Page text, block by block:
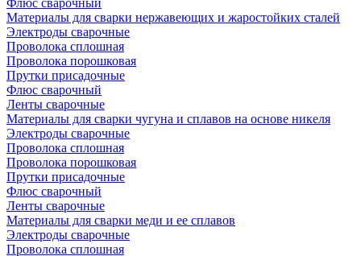
Флюс сварочный
Материалы для сварки нержавеющих и жаростойких сталей
Электроды сварочные
Проволока сплошная
Проволока порошковая
Прутки присадочные
Флюс сварочный
Ленты сварочные
Материалы для сварки чугуна и сплавов на основе никеля
Электроды сварочные
Проволока сплошная
Проволока порошковая
Прутки присадочные
Флюс сварочный
Ленты сварочные
Материалы для сварки меди и ее сплавов
Электроды сварочные
Проволока сплошная